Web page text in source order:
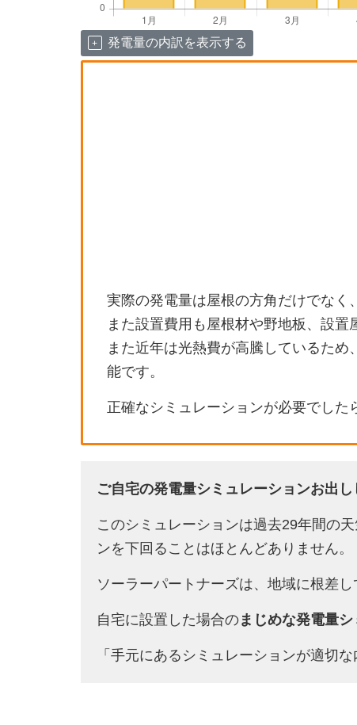
発電量の内訳を表示する
実際の発電量は屋根の方角だけでなく
また設置費用も屋根材や野地板、設置
また近年は光熱費が高騰しているた
能です。
正確なシミュレーションが必要でした
ご自宅の発電量シミュレーションお出し
このシミュレーションは過去29年間の
ンを下回ることはほとんどありません。
ソーラーパートナーズは、地域に根差
自宅に設置した場合のまじめな発電量
「手元にあるシミュレーションが適切